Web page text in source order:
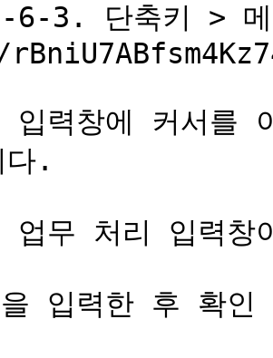
6-3. 단축키 > 메
력창에 커서를
다.
무 처리 입력창
입력한 후 확인